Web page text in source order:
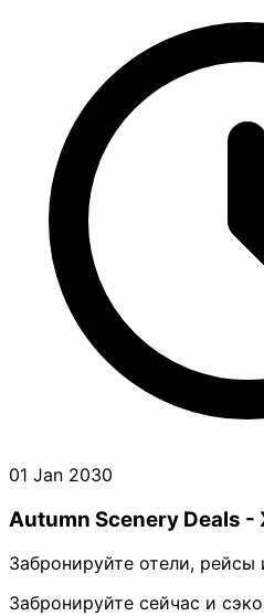
01 Jan 2030
Autumn Scenery Deals -
Забронируйте отели,
Забронируйте сейчас и